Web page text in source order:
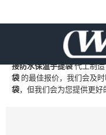
焊接防水保温手提
焊接防水保温手提袋
接防水保温手提袋代工制
袋 的最佳报价，我们会及
袋，但我们会为您提供更好